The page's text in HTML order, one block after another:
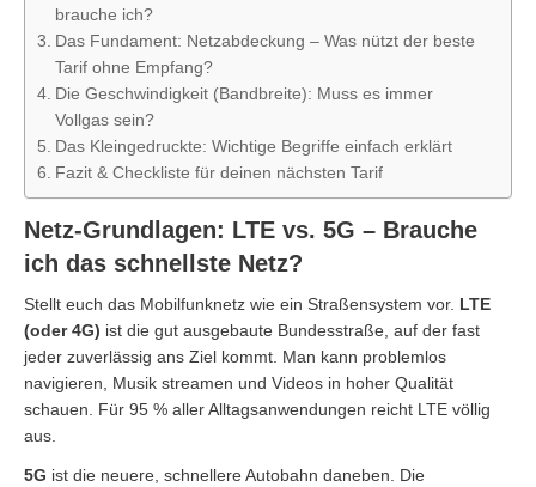
brauche ich?
Das Fundament: Netzabdeckung – Was nützt der beste
Tarif ohne Empfang?
Die Geschwindigkeit (Bandbreite): Muss es immer
Vollgas sein?
Das Kleingedruckte: Wichtige Begriffe einfach erklärt
Fazit & Checkliste für deinen nächsten Tarif
Netz-Grundlagen: LTE vs. 5G – Brauche
ich das schnellste Netz?
Stellt euch das Mobilfunknetz wie ein Straßensystem vor. LTE
(oder 4G) ist die gut ausgebaute Bundesstraße, auf der fast
jeder zuverlässig ans Ziel kommt. Man kann problemlos
navigieren, Musik streamen und Videos in hoher Qualität
schauen. Für 95 % aller Alltagsanwendungen reicht LTE völlig
aus.
5G ist die neuere, schnellere Autobahn daneben. Die